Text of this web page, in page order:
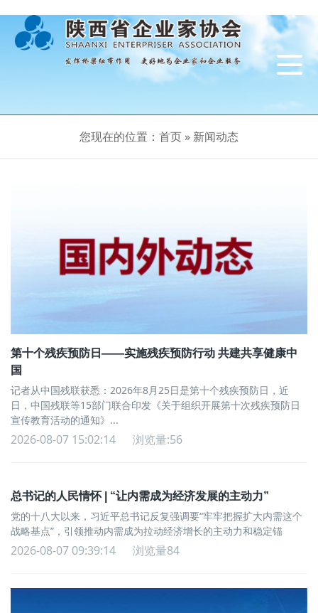
导
航
您现在的位置： 首页 » 新闻动态
第十个残疾预防日——实施残疾预防行动 共建共享健康中
国
记者从中国残联获悉：2026年8月25日是第十个残疾预防日，近
日，中国残联等15部门联合印发《关于组织开展第十次残疾预防日
宣传教育活动的通知》...
2026-08-07 15:02:14 浏览量:56
总书记的人民情怀 | “让内需成为经济发展的主动力”
党的十八大以来，习近平总书记反复强调要“牢牢把握扩大内需这个
战略基点”，引领推动内需成为拉动经济增长的主动力和稳定锚
2026-08-07 09:39:14 浏览量84